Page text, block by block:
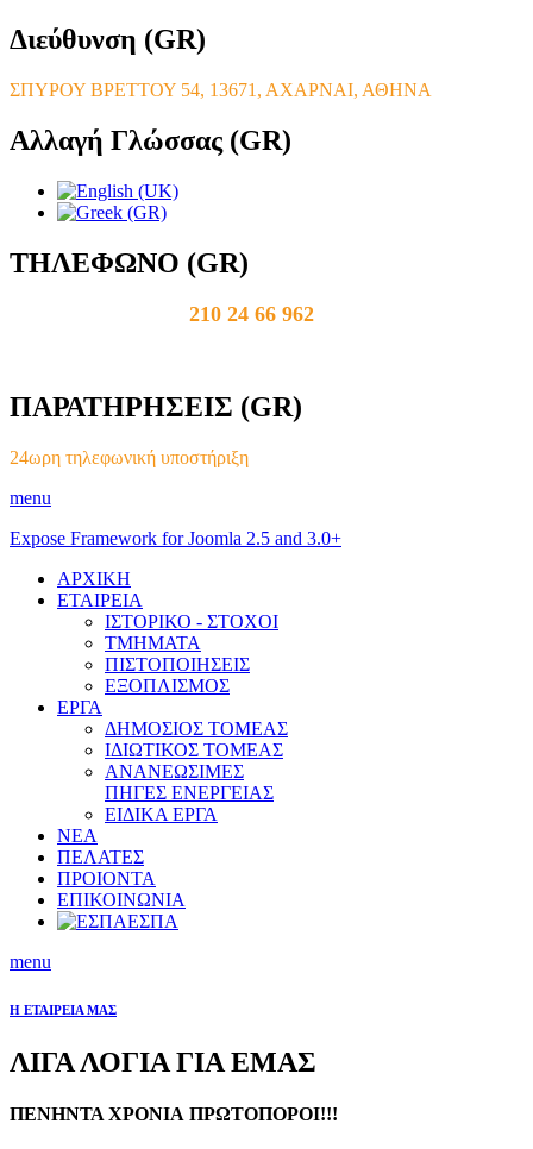
Διεύθυνση (GR)
ΣΠΥΡΟΥ ΒΡΕΤΤΟΥ 54, 13671, ΑΧΑΡΝΑΙ, ΑΘΗΝΑ
Αλλαγή Γλώσσας (GR)
ΤΗΛΕΦΩΝΟ (GR)
210 24 66 962
ΠΑΡΑΤΗΡΗΣΕΙΣ (GR)
24ωρη τηλεφωνική υποστήριξη
menu
Expose Framework for Joomla 2.5 and 3.0+
ΑΡΧΙΚΗ
ΕΤΑΙΡΕΙΑ
ΙΣΤΟΡΙΚΟ - ΣΤΟΧΟΙ
ΤΜΗΜΑΤΑ
ΠΙΣΤΟΠΟΙΗΣΕΙΣ
ΕΞΟΠΛΙΣΜΟΣ
ΕΡΓΑ
ΔΗΜΟΣΙΟΣ ΤΟΜΕΑΣ
ΙΔΙΩΤΙΚΟΣ ΤΟΜΕΑΣ
ΑΝΑΝΕΩΣΙΜΕΣ
ΠΗΓΕΣ ΕΝΕΡΓΕΙΑΣ
ΕΙΔΙΚΑ ΕΡΓΑ
ΝΕΑ
ΠΕΛΑΤΕΣ
ΠΡΟΙΟΝΤΑ
ΕΠΙΚΟΙΝΩΝΙΑ
ΕΣΠΑ
menu
Η ΕΤΑΙΡΕΙΑ ΜΑΣ
ΛΙΓΑ ΛΟΓΙΑ ΓΙΑ ΕΜΑΣ
ΠΕΝΗΝΤΑ ΧΡΟΝΙΑ ΠΡΩΤΟΠΟΡΟΙ!!!